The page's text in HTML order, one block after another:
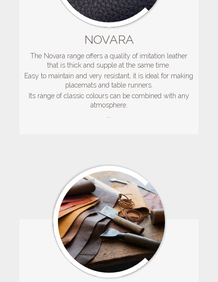
NOVARA
The Novara range offers a quality of imitation leather
that is thick and supple at the same time.
Easy to maintain and very resistant, it is ideal for making
placemats and table runners.
Its range of classic colours can be combined with any
atmosphere.
...